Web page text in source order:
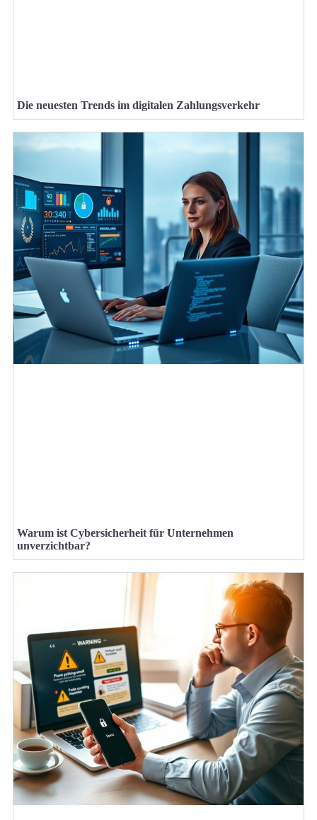
Die neuesten Trends im digitalen Zahlungsverkehr
Warum ist Cybersicherheit für Unternehmen
unverzichtbar?